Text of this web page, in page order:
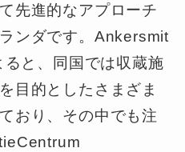
先進的なアプローチ
ンダです。Ankersmit
と、同国では収蔵施
目的としたさまざま
おり、その中でも注